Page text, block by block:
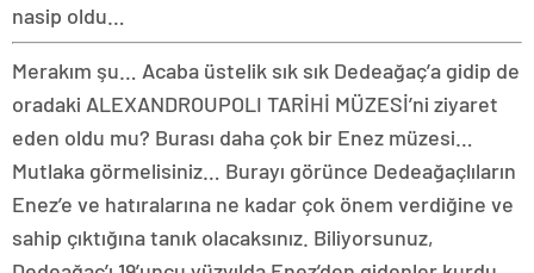
nasip oldu…
Merakım şu… Acaba üstelik sık sık Dedeağaç’a gidip de
oradaki ALEXANDROUPOLI TARİHİ MÜZESİ’ni ziyaret
eden oldu mu? Burası daha çok bir Enez müzesi…
Mutlaka görmelisiniz… Burayı görünce Dedeağaçlıların
Enez’e ve hatıralarına ne kadar çok önem verdiğine ve
sahip çıktığına tanık olacaksınız. Biliyorsunuz,